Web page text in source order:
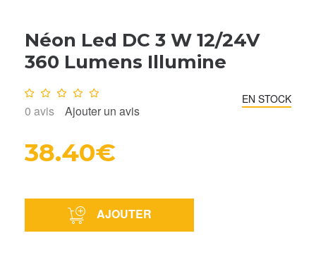
Néon Led DC 3 W 12/24V
360 Lumens Illumine
Note : 0/10
0 avis Ajouter un avis
EN STOCK
38.40€
AJOUTER